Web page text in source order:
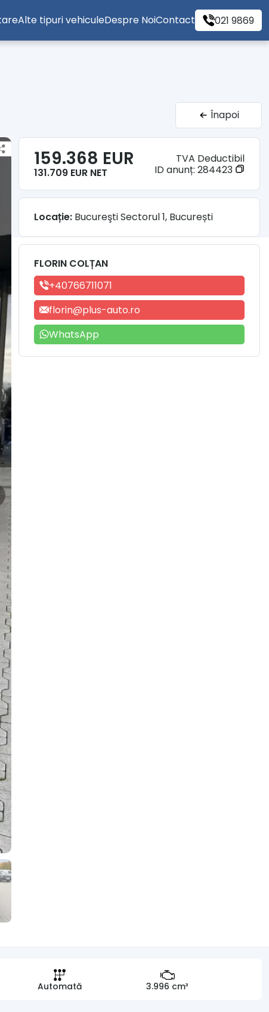
Alte tipuri vehiculeDespre NoiContact 021 9869
Înapoi
Automată 3.996 cm³
159.368 EUR
131.709 EUR NET
TVA Deductibil
ID anunț: 284423
Locație: Bucureşti Sectorul 1, București
FLORIN COLȚAN
+40766711071
florin@plus-auto.ro
WhatsApp